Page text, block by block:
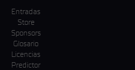
Entradas
Store
Sponsors
Glosario
Licencias
Predictor